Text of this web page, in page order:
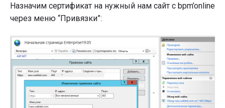
Назначим сертификат на нужный нам сайт с bpm’online
через меню “Привязки”: